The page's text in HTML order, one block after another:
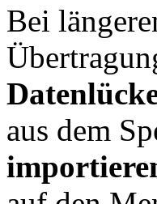
Bei
aus dem